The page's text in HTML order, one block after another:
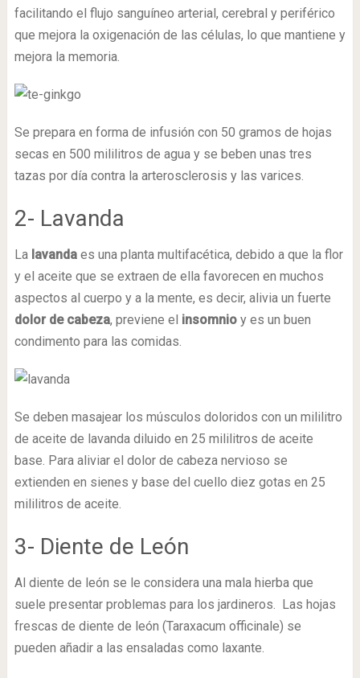
facilitando el flujo sanguíneo arterial, cerebral y periférico
que mejora la oxigenación de las células, lo que mantiene y
mejora la memoria.
Se prepara en forma de infusión con 50 gramos de hojas
secas en 500 mililitros de agua y se beben unas tres
tazas por día contra la arterosclerosis y las varices.
2- Lavanda
La lavanda es una planta multifacética, debido a que la flor
y el aceite que se extraen de ella favorecen en muchos
aspectos al cuerpo y a la mente, es decir, alivia un fuerte
dolor de cabeza, previene el insomnio y es un buen
condimento para las comidas.
Se deben masajear los músculos doloridos con un mililitro
de aceite de lavanda diluido en 25 mililitros de aceite
base. Para aliviar el dolor de cabeza nervioso se
extienden en sienes y base del cuello diez gotas en 25
mililitros de aceite.
3- Diente de León
Al diente de león se le considera una mala hierba que
suele presentar problemas para los jardineros. Las hojas
frescas de diente de león (Taraxacum officinale) se
pueden añadir a las ensaladas como laxante.